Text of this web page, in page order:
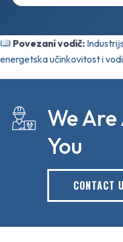
Povezani vodič:
energetska učinkovitost i
We
You
CONTACT